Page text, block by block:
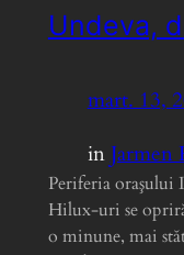
Undeva,
mart. 13,
inJarmen
Periferia oraşului
Hilux-uri se
o minune, mai